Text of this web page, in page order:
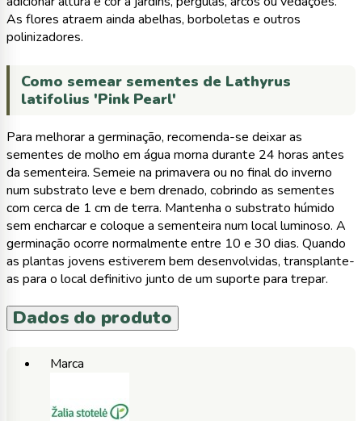
As flores atraem ainda abelhas, borboletas e outros
polinizadores.
Como semear sementes de Lathyrus
latifolius 'Pink Pearl'
Para melhorar a germinação, recomenda-se deixar as
sementes de molho em água morna durante 24 horas antes
da sementeira. Semeie na primavera ou no final do inverno
num substrato leve e bem drenado, cobrindo as sementes
com cerca de 1 cm de terra. Mantenha o substrato húmido
sem encharcar e coloque a sementeira num local luminoso. A
germinação ocorre normalmente entre 10 e 30 dias. Quando
as plantas jovens estiverem bem desenvolvidas, transplante-
as para o local definitivo junto de um suporte para trepar.
Dados do produto
Marca